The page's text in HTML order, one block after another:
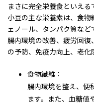
まさに完全栄養食といえる
小豆の主な栄養素は、食
ェノール、タンパク質など
腸内環境の改善、疲労回
の予防、免疫力向上、老化
食物繊維：
腸内環境を整え、便
ます。また、血糖値